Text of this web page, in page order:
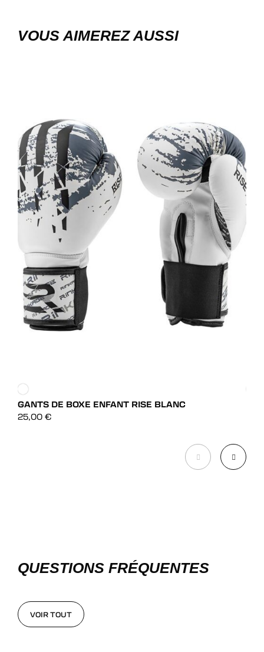
VOUS AIMEREZ AUSSI
GANTS DE BOXE ENFANT RISE BLANC
25,00 €
QUESTIONS FRÉQUENTES
VOIR TOUT